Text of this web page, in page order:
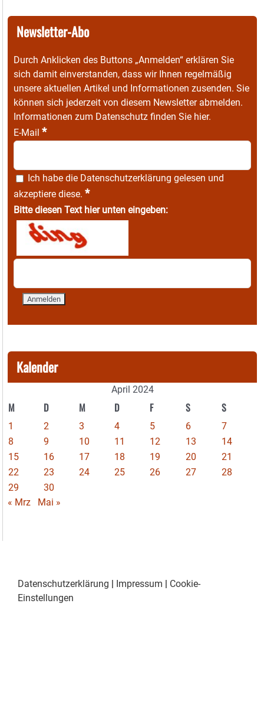
Newsletter-Abo
Durch Anklicken des Buttons „Anmelden“ erklären Sie
sich damit einverstanden, dass wir Ihnen regelmäßig
unsere aktuellen Artikel und Informationen zusenden. Sie
können sich jederzeit von diesem Newsletter abmelden.
Informationen zum Datenschutz finden Sie hier.
E-Mail *
Ich habe die Datenschutzerklärung gelesen und
akzeptiere diese. *
Bitte diesen Text hier unten eingeben:
Kalender
April 2024
M D M D F S S
1 2 3 4 5 6
7
8
9 10 11 12 13
14
15
16 17 18 19 20
21
22
23 24 25 26 27
28
29
30
« Mrz
Mai »
Datenschutzerklärung | Impressum | Cookie-
Einstellungen